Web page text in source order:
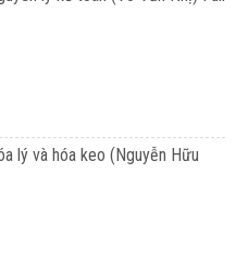
lý và hóa keo (Nguyễn Hữu